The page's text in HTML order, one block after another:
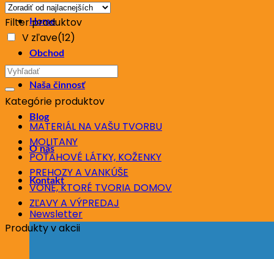
Home
Obchod
Naša činnosť
Blog
O nás
Kontakt
Newsletter
Filter produktov
V zľave(12)
Hľadať:
Kategórie produktov
MATERIÁL NA VAŠU TVORBU
MOLITANY
POŤAHOVÉ LÁTKY, KOŽENKY
PREHOZY A VANKÚŠE
VÔNE, KTORÉ TVORIA DOMOV
ZĽAVY A VÝPREDAJ
Produkty v akcii